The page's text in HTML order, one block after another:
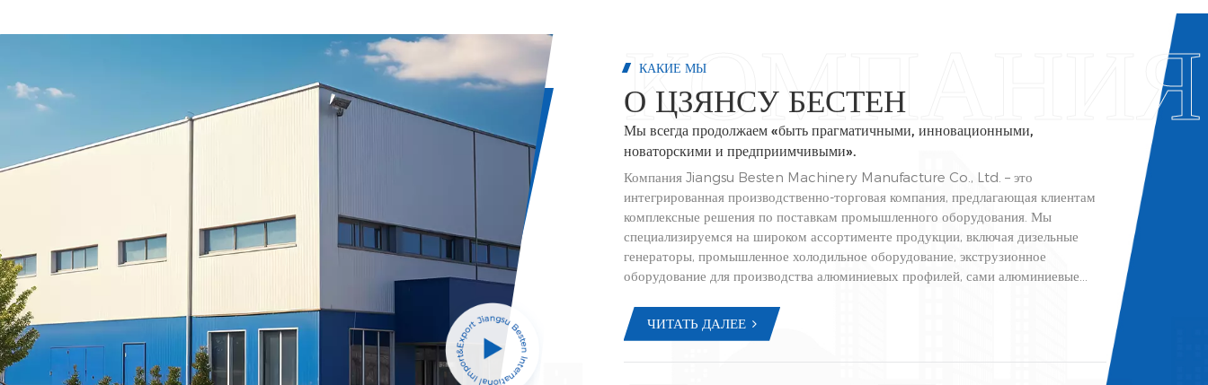
КАКИЕ МЫ
О ЦЗЯНСУ БЕСТЕН
Мы всегда продолжаем «быть прагматичными, инновационными,
новаторскими и предприимчивыми».
Компания Jiangsu Besten Machinery Manufacture Co., Ltd. – это
интегрированная производственно-торговая компания, предлагающая клиентам
комплексные решения по поставкам промышленного оборудования. Мы
специализируемся на широком ассортименте продукции, включая дизельные
генераторы, промышленное холодильное оборудование, экструзионное
оборудование для производства алюминиевых профилей, сами алюминиевые
производству и поддержке профессиональной технической команды и отдела
продаж мы гарантируем высокое качество продукции и надёжное обслуживание.
ЧИТАТЬ ДАЛЕЕ